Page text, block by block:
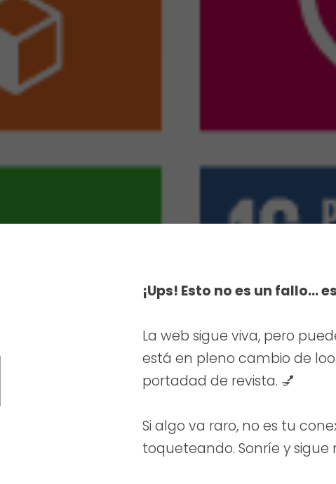
¡Ups! Esto no es un fallo…
La web sigue viva, pero
está en pleno cambio de
portadad de revista. 💅
Si algo va raro, no es tu
toqueteando. Sonríe y sigue